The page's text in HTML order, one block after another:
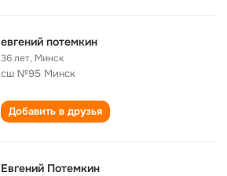
евгений потемкин
36 лет, Минск
сш №95 Минск
Добавить в друзья
Евгений Потемкин